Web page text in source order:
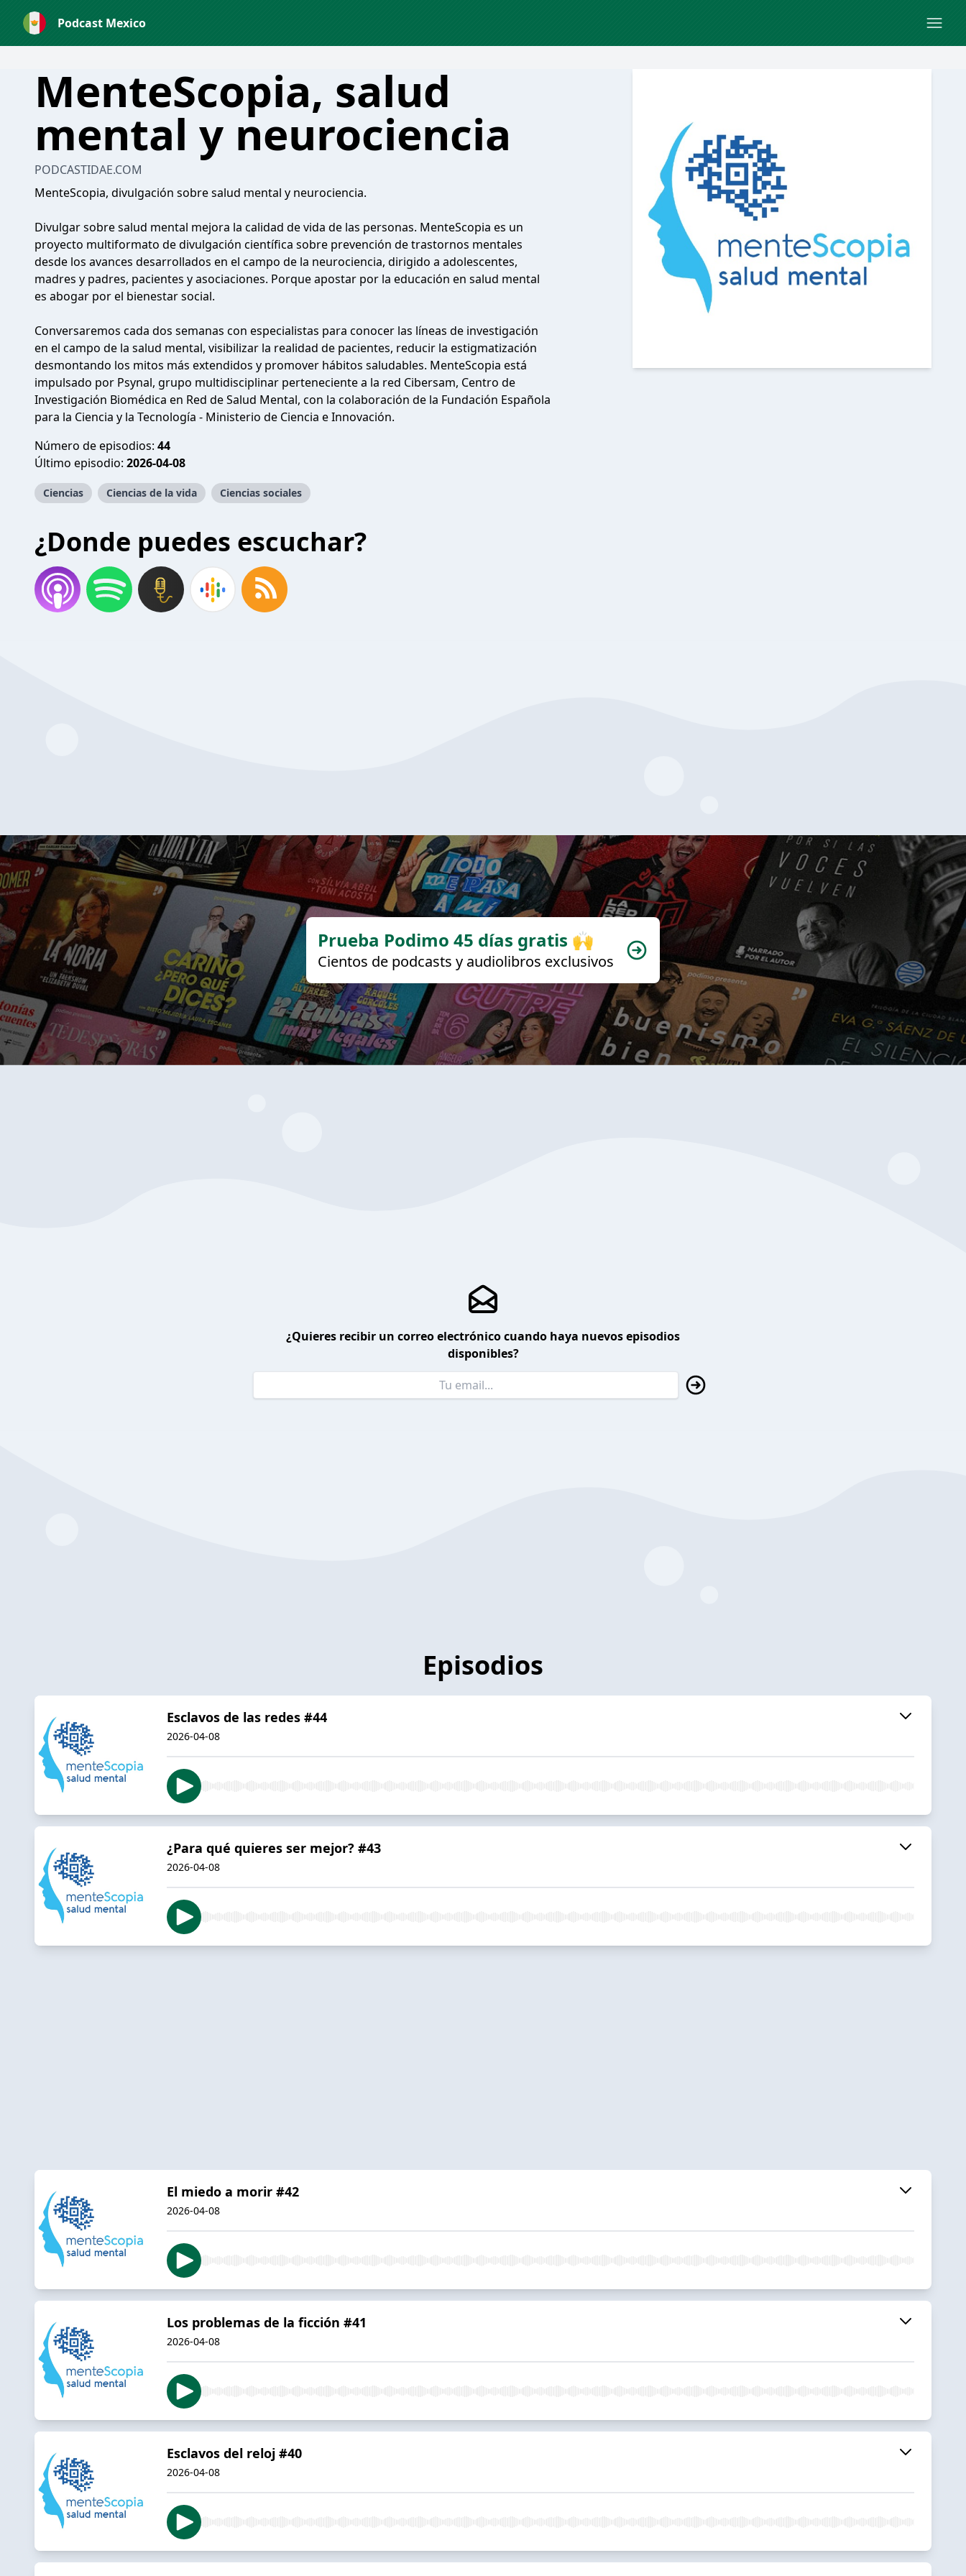
Podcast Mexico
MenteScopia, salud
mental y neurociencia
PODCASTIDAE.COM
MenteScopia, divulgación sobre salud mental y neurociencia.
Divulgar sobre salud mental mejora la calidad de vida de las personas. MenteScopia es un
proyecto multiformato de divulgación científica sobre prevención de trastornos mentales
desde los avances desarrollados en el campo de la neurociencia, dirigido a adolescentes,
madres y padres, pacientes y asociaciones. Porque apostar por la educación en salud mental
es abogar por el bienestar social.
Conversaremos cada dos semanas con especialistas para conocer las líneas de investigación
en el campo de la salud mental, visibilizar la realidad de pacientes, reducir la estigmatización
desmontando los mitos más extendidos y promover hábitos saludables. MenteScopia está
impulsado por Psynal, grupo multidisciplinar perteneciente a la red Cibersam, Centro de
Investigación Biomédica en Red de Salud Mental, con la colaboración de la Fundación Española
para la Ciencia y la Tecnología - Ministerio de Ciencia e Innovación.
Número de episodios: 44
Último episodio: 2026-04-08
Ciencias Ciencias de la vida Ciencias sociales
¿Donde puedes escuchar?
Prueba Podimo 45 días gratis 🙌
Cientos de podcasts y audiolibros exclusivos
¿Quieres recibir un correo electrónico cuando haya nuevos episodios
disponibles?
Episodios
Esclavos de las redes #44
2026-04-08
¿Para qué quieres ser mejor? #43
2026-04-08
El miedo a morir #42
2026-04-08
Los problemas de la ficción #41
2026-04-08
Esclavos del reloj #40
2026-04-08